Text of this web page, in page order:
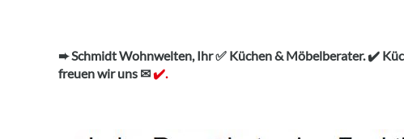
➨ Schmidt Wohnwelten, Ihr ✅ Küchen & Möbelberater. ✔️
freuen wir uns ✉✔️.